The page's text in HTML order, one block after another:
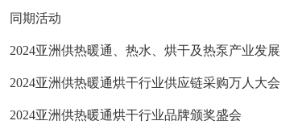
同期活动
2024亚洲供热暖通、热水、烘干及热泵产业发展
2024亚洲供热暖通烘干行业供应链采购万人大会
2024亚洲供热暖通烘干行业品牌颁奖盛会